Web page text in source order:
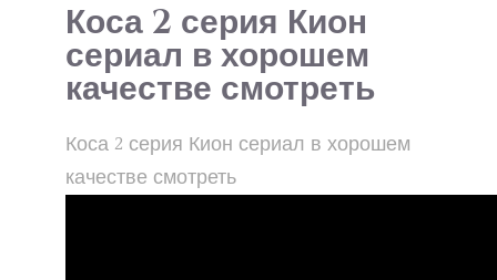
Коса 2 серия Кион
сериал в хорошем
качестве смотреть
Коса 2 серия Кион сериал в хорошем
качестве смотреть